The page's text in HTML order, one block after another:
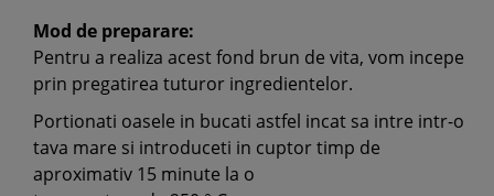
Mod de preparare:
Pentru a realiza acest fond brun de vita, vom incepe
prin pregatirea tuturor ingredientelor.
Portionati oasele in bucati astfel incat sa intre intr-o
tava mare si introduceti in cuptor timp de
aproximativ 15 minute la o